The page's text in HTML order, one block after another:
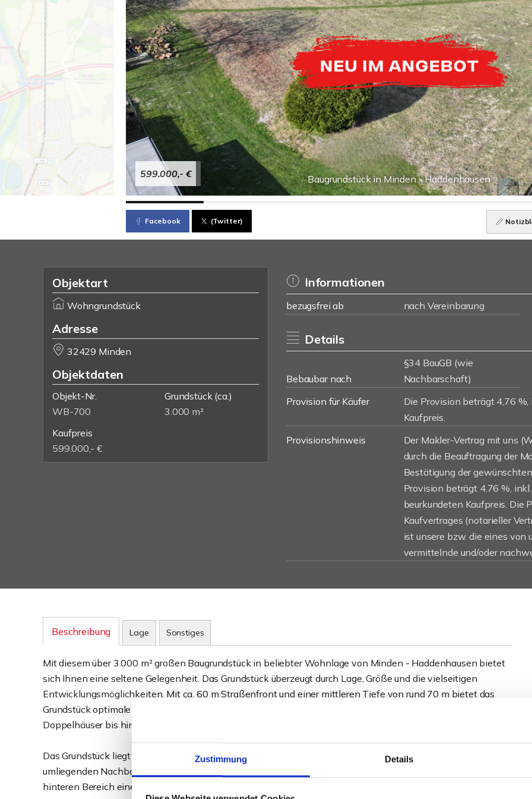
Zustimmung Details
Baugrundstück in Minden - Haddenhausen
599.000,- €
Facebook (Twitter)
Objektart
Wohngrundstück
Adresse
32429 Minden
Objektdaten
Objekt-Nr.
WB-700
Grundstück(ca.)
3.000 m²
Kaufpreis
599.000,- €
Informationen
bezugsfrei ab nach Vereinbarung
Details
Bebaubar nach
§34 BauGB (wie
Nachbarschaft)
Provision für Käufer
Die Provision beträgt 4,76
Kaufpreis.
Provisionshinweis
Der Makler-Vertrag mit uns
durch die Beauftragung der
Bestätigung der
Provision beträgt 4,76 %,
beurkundeten Kaufpreis. Die
Kaufvertrages (notarieller
ist unsere bzw. die eines
vermittelnde und/oder
Beschreibung Lage Sonstiges
Mit diesem über 3.000 m² großen Baugrundstück in beliebter Wohnlage von Minden - Haddenhausen bietet
sich Ihnen eine seltene Gelegenheit. Das Grundstück überzeugt durch Lage, Größe und die vielseitigen
Entwicklungsmöglichkeiten. Mit ca. 60 m Straßenfront und einer mittleren Tiefe von rund 70 m bietet das
Grundstück optimale Voraussetzungen für individuelle Konzepte - vom großzügigen Einfamilienhaus über
Doppelhäuser bis hin zu einem Mehrfamilienhaus oder einer kombinierten Bebauung.
Das Grundstück liegt außerhalb eines festen Bebauungsplans, sodass sich die Bebaubarkeit an der
umliegenden Nachbarschaft orientiert (Abstimmung mit dem Bauamt erforderlich). Zusätzlich kann für den
hinteren Bereich eine erweiterte Nutzung im Rahmen des "Bau-Turbos" der Stadt Minden geprüft werden.